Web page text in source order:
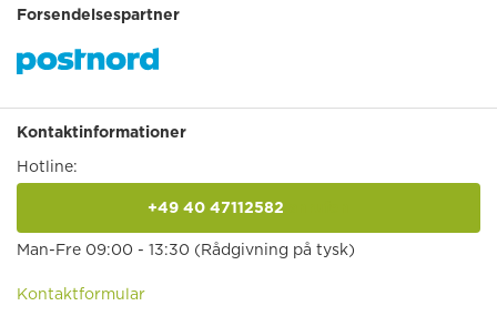
Forsendelsespartner
Kontaktinformationer
Hotline:
+49 40 47112582
Man-Fre 09:00 - 13:30 (Rådgivning på tysk)
Kontaktformular